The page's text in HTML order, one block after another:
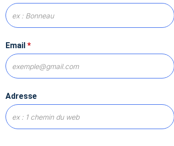
Email *
Adresse